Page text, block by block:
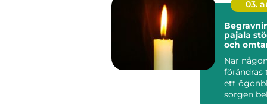
03.
pajala stöd, tradition
och
När
förändras
ett
sorgen